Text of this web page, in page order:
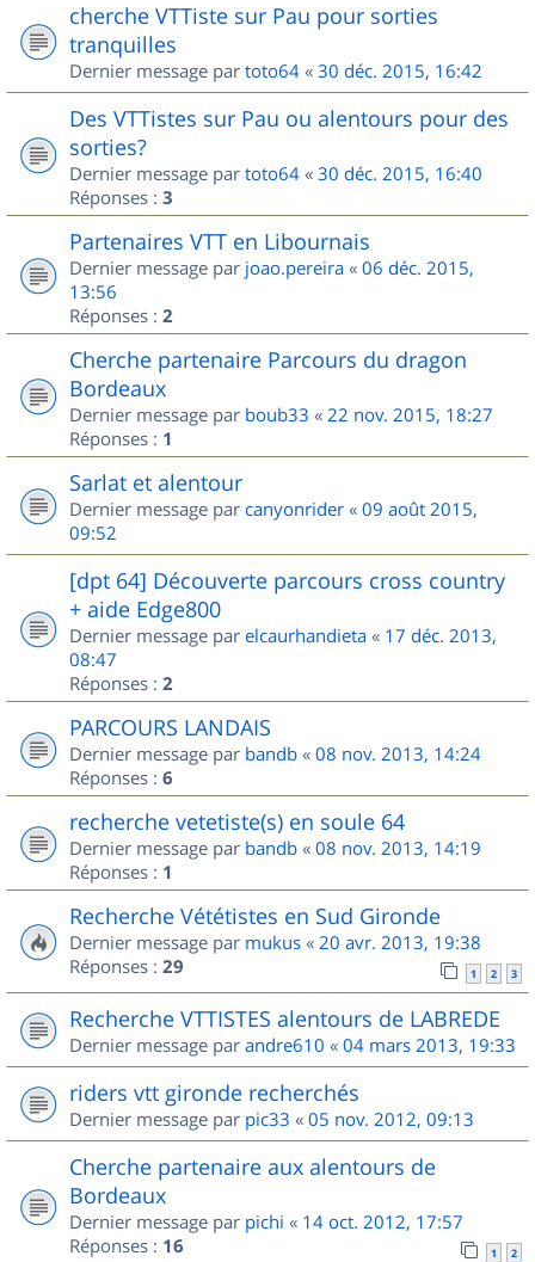
cherche VTTiste sur Pau pour sorties
tranquilles
Dernier message par toto64 « 30 déc. 2015, 16:42
Des VTTistes sur Pau ou alentours pour des
sorties?
Dernier message par toto64 « 30 déc. 2015, 16:40
Réponses : 3
Partenaires VTT en Libournais
Dernier message par joao.pereira « 06 déc. 2015,
13:56
Réponses : 2
Cherche partenaire Parcours du dragon
Bordeaux
Dernier message par boub33 « 22 nov. 2015, 18:27
Réponses : 1
Sarlat et alentour
Dernier message par canyonrider « 09 août 2015,
09:52
[dpt 64] Découverte parcours cross country
+ aide Edge800
Dernier message par elcaurhandieta « 17 déc. 2013,
08:47
Réponses : 2
PARCOURS LANDAIS
Dernier message par bandb « 08 nov. 2013, 14:24
Réponses : 6
recherche vetetiste(s) en soule 64
Dernier message par bandb « 08 nov. 2013, 14:19
Réponses : 1
Recherche Vététistes en Sud Gironde
Dernier message par mukus « 20 avr. 2013, 19:38
Réponses : 29 1 2 3
Recherche VTTISTES alentours de LABREDE
Dernier message par andre610 « 04 mars 2013, 19:33
riders vtt gironde recherchés
Dernier message par pic33 « 05 nov. 2012, 09:13
Cherche partenaire aux alentours de
Bordeaux
Dernier message par pichi « 14 oct. 2012, 17:57
Réponses : 16 1 2